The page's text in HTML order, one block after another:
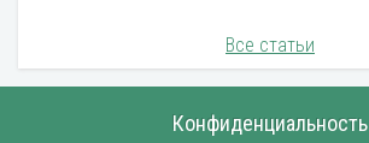
Все статьи
Конфиденциальность